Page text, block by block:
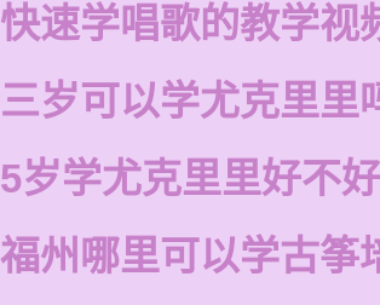
快速学唱歌的教学视
三岁可以学尤克里里
5岁学尤克里里好不好
福州哪里可以学古筝